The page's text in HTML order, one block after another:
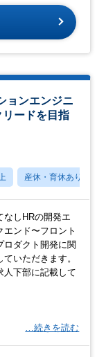
ョンエンジニ
ードを目指
産休・育休あり
なしHRの開発エ
エンド〜フロント
ロダクト開発に関
いただきます。
下部に記載して
…続きを読む